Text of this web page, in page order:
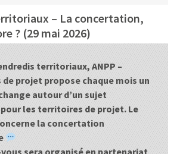
e
r
:
PAYS / PETR
ANPP
RENCONTRES
PUBLICATIONS
– La concertation,
? (29 mai 2026)
territoriaux, ANPP –
projet propose chaque mois un
autour d’un sujet
les territoires de projet. Le
la concertation